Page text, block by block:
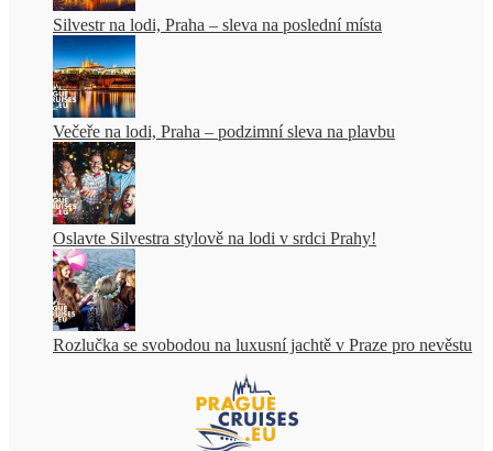
Silvestr na lodi, Praha – sleva na poslední místa
Večeře na lodi, Praha – podzimní sleva na plavbu
Oslavte Silvestra stylově na lodi v srdci Prahy!
Rozlučka se svobodou na luxusní jachtě v Praze pro nevěstu